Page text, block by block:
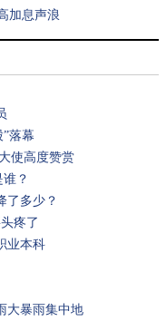
加息声浪
落幕
使高度赞赏
？
了多少？
疼了
业本科
大暴雨集中地